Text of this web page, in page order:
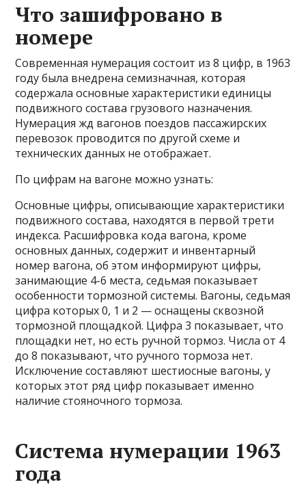
Что зашифровано в
номере
Современная нумерация состоит из 8 цифр, в 1963
году была внедрена семизначная, которая
содержала основные характеристики единицы
подвижного состава грузового назначения.
Нумерация жд вагонов поездов пассажирских
перевозок проводится по другой схеме и
технических данных не отображает.
По цифрам на вагоне можно узнать:
Основные цифры, описывающие характеристики
подвижного состава, находятся в первой трети
индекса. Расшифровка кода вагона, кроме
основных данных, содержит и инвентарный
номер вагона, об этом информируют цифры,
занимающие 4-6 места, седьмая показывает
особенности тормозной системы. Вагоны, седьмая
цифра которых 0, 1 и 2 — оснащены сквозной
тормозной площадкой. Цифра 3 показывает, что
площадки нет, но есть ручной тормоз. Числа от 4
до 8 показывают, что ручного тормоза нет.
Исключение составляют шестиосные вагоны, у
которых этот ряд цифр показывает именно
наличие стояночного тормоза.
Система нумерации 1963
года